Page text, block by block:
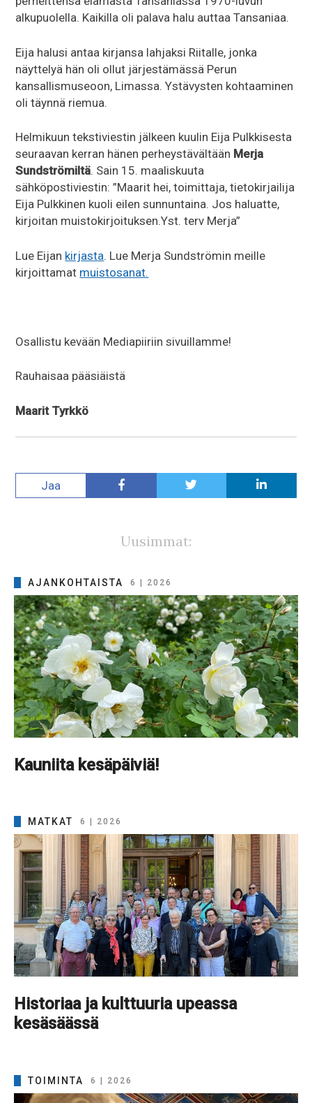
alkupuolella. Kaikilla oli palava halu auttaa Tansaniaa.
Eija halusi antaa kirjansa lahjaksi Riitalle, jonka
näyttelyä hän oli ollut järjestämässä Perun
kansallismuseoon, Limassa. Ystävysten kohtaaminen
oli täynnä riemua.
Helmikuun tekstiviestin jälkeen kuulin Eija Pulkkisesta
seuraavan kerran hänen perheystävältään Merja
Sundströmiltä. Sain 15. maaliskuuta
sähköpostiviestin: ”Maarit hei, toimittaja, tietokirjailija
Eija Pulkkinen kuoli eilen sunnuntaina. Jos haluatte,
kirjoitan muistokirjoituksen.Yst. terv Merja”
Lue Eijan kirjasta. Lue Merja Sundströmin meille
kirjoittamat muistosanat.
Osallistu kevään Mediapiiriin sivuillamme!
Rauhaisaa pääsiäistä
Maarit Tyrkkö
Jaa
Uusimmat:
AJANKOHTAISTA 6 | 2026
Kauniita kesäpäiviä!
MATKAT 6 | 2026
Historiaa ja kulttuuria upeassa
kesäsäässä
TOIMINTA 6 | 2026